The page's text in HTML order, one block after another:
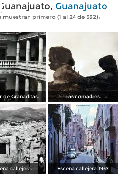
Guanajuato
primero (1 al 24 de 532):
de Granaditas. Las comadres.
callejera. Escena callejera 1967.